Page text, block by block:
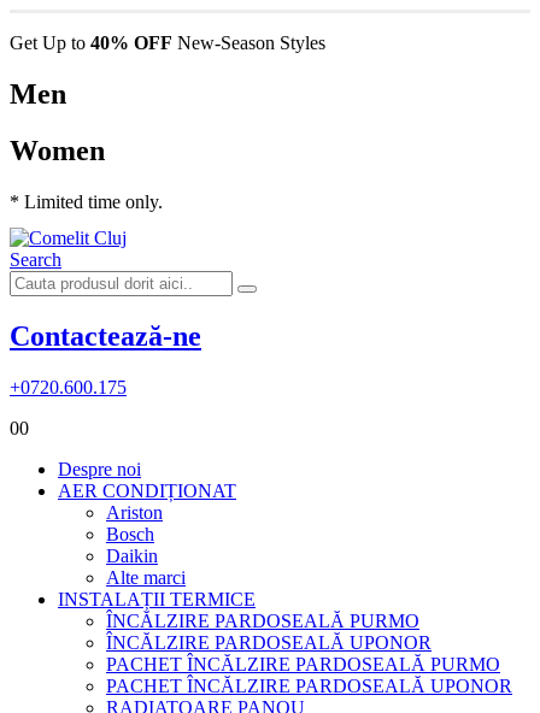
Get Up to 40% OFF New-Season Styles
Men
Women
* Limited time only.
Search
Contactează-ne
+0720.600.175
00
Despre noi
AER CONDIȚIONAT
Ariston
Bosch
Daikin
Alte marci
INSTALAȚII TERMICE
ÎNCĂLZIRE PARDOSEALĂ PURMO
ÎNCĂLZIRE PARDOSEALĂ UPONOR
PACHET ÎNCĂLZIRE PARDOSEALĂ PURMO
PACHET ÎNCĂLZIRE PARDOSEALĂ UPONOR
RADIATOARE PANOU